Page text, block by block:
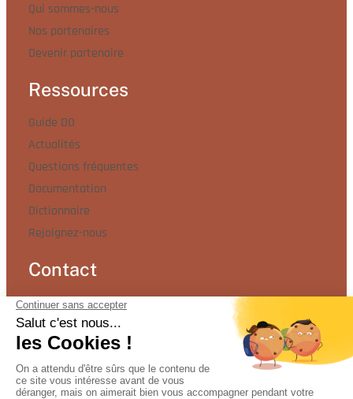
Qui sommes-nous
Nos partenaires
Devenir partenaire
Ressources
Guide DO
Actualités
Questions fréquentes
Documentation
Dictionnaire
Rejoignez-nous
Contact
7 Chemin des Hirondelles,
69570 Dardilly
04 72 17 82 82
Contactez-nous